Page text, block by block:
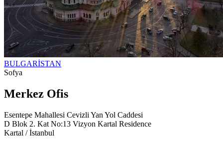
BULGARİSTAN
Sofya
Merkez Ofis
Esentepe Mahallesi Cevizli Yan Yol Caddesi
D Blok 2. Kat No:13 Vizyon Kartal Residence
Kartal / İstanbul